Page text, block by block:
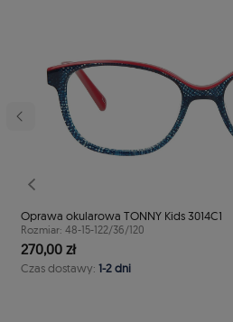
Poprzedni
Oprawa okularowa TONNY Kids 3014C1
Rozmiar: 48-15-122/36/120
270,00 zł
Czas dostawy: 1-2 dni